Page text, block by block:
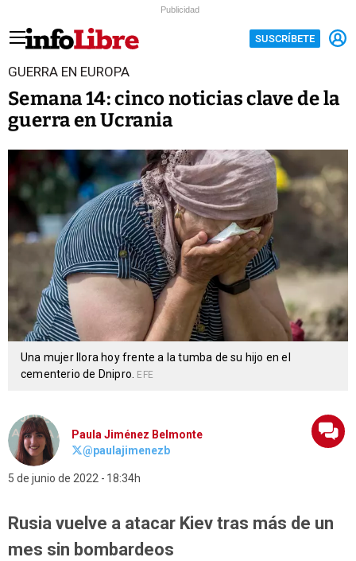
Publicidad
SUSCRÍBETE
GUERRA EN EUROPA
Semana 14: cinco noticias clave de la
guerra en Ucrania
Una mujer llora hoy frente a la tumba de su hijo en el
cementerio de Dnipro.
EFE
Paula Jiménez Belmonte
@paulajimenezb
5 de junio de 2022 18:34h
Rusia vuelve a atacar Kiev tras más de un
mes sin bombardeos